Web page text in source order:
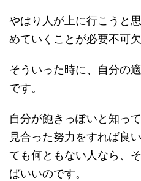
やはり人が上に行こうと
めていくことが必要不可
そういった時に、自分の
です。
自分が飽きっぽいと知っ
見合った努力をすれば良
ても何ともない人なら、
ばいいのです。